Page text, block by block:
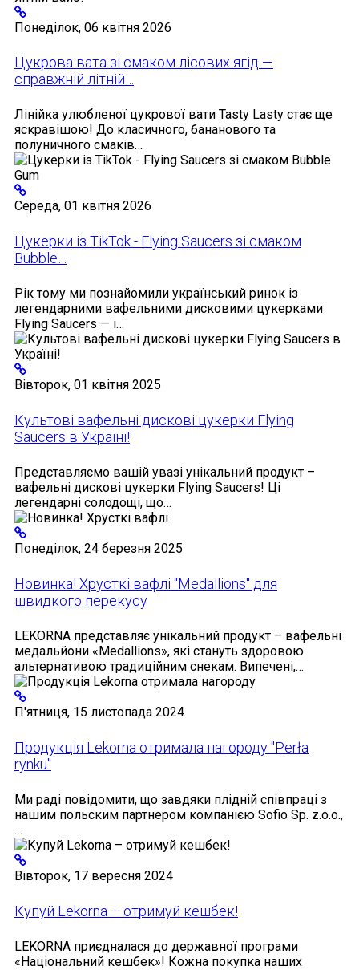
Понеділок, 06 квітня 2026
Цукрова вата зі смаком лісових ягід —
справжній літній…
Лінійка улюбленої цукрової вати Tasty Lasty стає ще
яскравішою! До класичного, бананового та
полуничного смаків…
Середа, 01 квітня 2026
Цукерки із TikTok - Flying Saucers зі смаком
Bubble…
Рік тому ми познайомили український ринок із
легендарними вафельними дисковими цукерками
Flying Saucers — і…
Вівторок, 01 квітня 2025
Культові вафельні дискові цукерки Flying
Saucers в Україні!
Представляємо вашій увазі унікальний продукт –
вафельні дискові цукерки Flying Saucers! Ці
легендарні солодощі, що…
Понеділок, 24 березня 2025
Новинка! Хрусткі вафлі "Medallions" для
швидкого перекусу
LEKORNA представляє унікальний продукт – вафельні
медальйони «Medallions», які стануть здоровою
альтернативою традиційним снекам. Випечені,…
П'ятниця, 15 листопада 2024
Продукція Lekorna отримала нагороду "Perła
rynku"
Ми раді повідомити, що завдяки плідній співпраці з
нашим польским партнером компанією Sofio Sp. z.o.o.,
…
Вівторок, 17 вересня 2024
Купуй Lekorna – отримуй кешбек!
LEKORNA приєдналася до державної програми
«Національний кешбек»! Кожна покупка наших